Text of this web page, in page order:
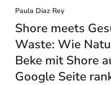
Paula Diaz Rey
Shore meets
Waste: Wie
Beke mit Shore
Google Seite